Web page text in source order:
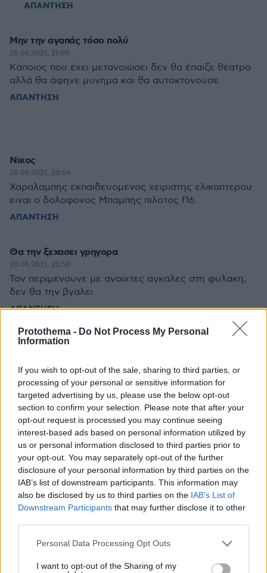
Protothema - Do Not Process My Personal
Information
If you wish to opt-out of the sale, sharing to third parties, or
processing of your personal or sensitive information for
targeted advertising by us, please use the below opt-out
section to confirm your selection. Please note that after your
opt-out request is processed you may continue seeing
interest-based ads based on personal information utilized by
us or personal information disclosed to third parties prior to
your opt-out. You may separately opt-out of the further
disclosure of your personal information by third parties on the
IAB’s list of downstream participants. This information may
also be disclosed by us to third parties on the IAB’s List of
Downstream Participants that may further disclose it to other
Please note that this website/app uses one or more Google
not limited to your visit or usage behaviour. You may click to
Personal Data Processing Opt Outs
I want to opt-out of the Sharing of my
ΑΠΑΝΤΗΣΗ
Μην την αγαπάς τόσο πολύ
20.06.2021, 21:00
Κάποιος που έχει μετανοιώσει δεν θα έπαιζε θέατρο
αλλά θα άφηνε μυνημα και θα αυτοκτονούσε.
ΑΠΑΝΤΗΣΗ
Νικος
20.06.2021, 20:56
Χαραλαμπης εκπαιδευομενος χειριστης ελικοπτερου
ειναι ο δολοφονος Μπαμπης πιλοτος f16.
ΑΠΑΝΤΗΣΗ
Θα την ξεχασει γρηγορα
20.06.2021, 20:56
Τον περιμενουνε με ανοιχτες αγκαλες στη φυλακη,
δεν θα την βγαλει
ΑΠΑΝΤΗΣΗ
μια χαρα θα την βγαλει
21.06.2021, 11:39
φονιαδες,παιδεραστες κτλ…Γιατι ειναι γεματες απο
Πακια και Αλβανους που σιγα μην ασχοληθουν….
ΑΠΑΝΤΗΣΗ
ΦΟΡΤΩΣΗ ΠΕΡΙΣΣΟΤΕΡΩΝ ΣΧΟΛΙΩΝ
ΠΡΟΣΘΗΚΗ ΣΧΟΛΙΟΥ
ΌΝΟΜΑ *